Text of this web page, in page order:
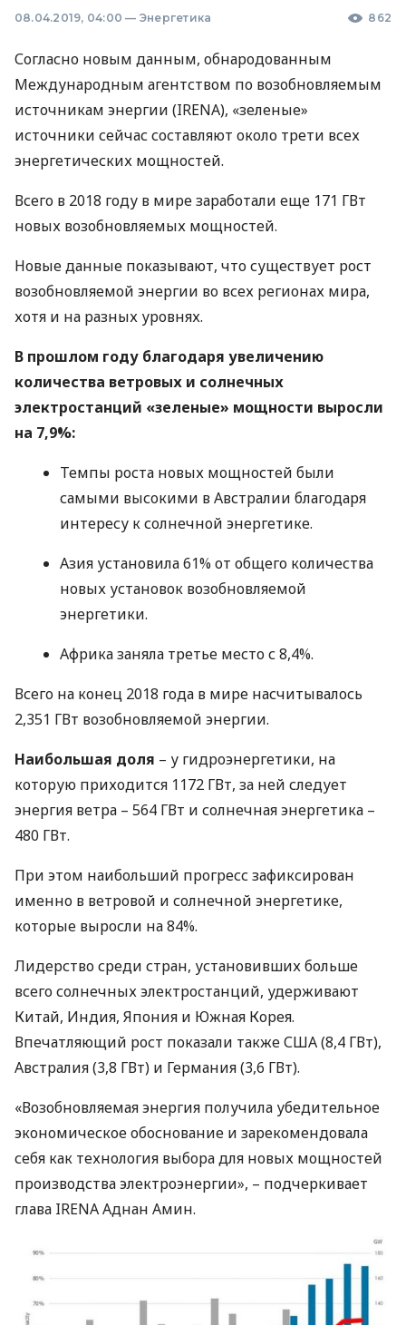
08.04.2019, 04:00 — Энергетика 862
Согласно новым данным, обнародованным
Международным агентством по возобновляемым
источникам энергии (IRENA), «зеленые»
источники сейчас составляют около трети всех
энергетических мощностей.
Всего в 2018 году в мире заработали еще 171 ГВт
новых возобновляемых мощностей.
Новые данные показывают, что существует рост
возобновляемой энергии во всех регионах мира,
хотя и на разных уровнях.
В прошлом году благодаря увеличению
количества ветровых и солнечных
электростанций «зеленые» мощности выросли
на 7,9%:
Темпы роста новых мощностей были
самыми высокими в Австралии благодаря
интересу к солнечной энергетике.
Азия установила 61% от общего количества
новых установок возобновляемой
энергетики.
Африка заняла третье место с 8,4%.
Всего на конец 2018 года в мире насчитывалось
2,351 ГВт возобновляемой энергии.
Наибольшая доля – у гидроэнергетики, на
которую приходится 1172 ГВт, за ней следует
энергия ветра – 564 ГВт и солнечная энергетика –
480 ГВт.
При этом наибольший прогресс зафиксирован
именно в ветровой и солнечной энергетике,
которые выросли на 84%.
Лидерство среди стран, установивших больше
всего солнечных электростанций, удерживают
Китай, Индия, Япония и Южная Корея.
Впечатляющий рост показали такжеСША(8,4 ГВт),
Австралия (3,8 ГВт) и Германия (3,6 ГВт).
«Возобновляемая энергия получила убедительное
экономическое обоснование и зарекомендовала
себя как технология выбора для новых мощностей
производства электроэнергии», – подчеркивает
глава IRENAАднан Амин.